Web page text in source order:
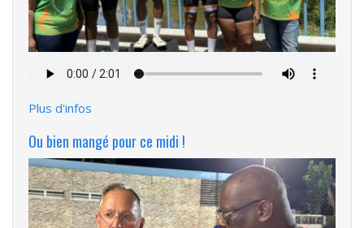
audio
Plus d'infos
Ou bien mangé pour ce midi !